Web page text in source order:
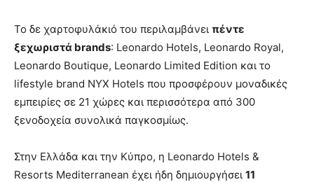
Το δε χαρτοφυλάκιό του περιλαμβάνει πέντε
ξεχωριστά brands: Leonardo Hotels, Leonardo Royal,
Leonardo Boutique, Leonardo Limited Edition και το
lifestyle brand NYX Hotels που προσφέρουν μοναδικές
εμπειρίες σε 21 χώρες και περισσότερα από 300
ξενοδοχεία συνολικά παγκοσμίως.
Στην Ελλάδα και την Κύπρο, η Leonardo Hotels &
Resorts Mediterranean έχει ήδη δημιουργήσει 11